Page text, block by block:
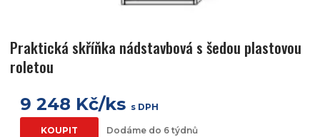
Praktická skříňka nádstavbová s šedou plastovou
roletou
9 248 Kč/ks s DPH
KOUPIT Dodáme do 6 týdnů